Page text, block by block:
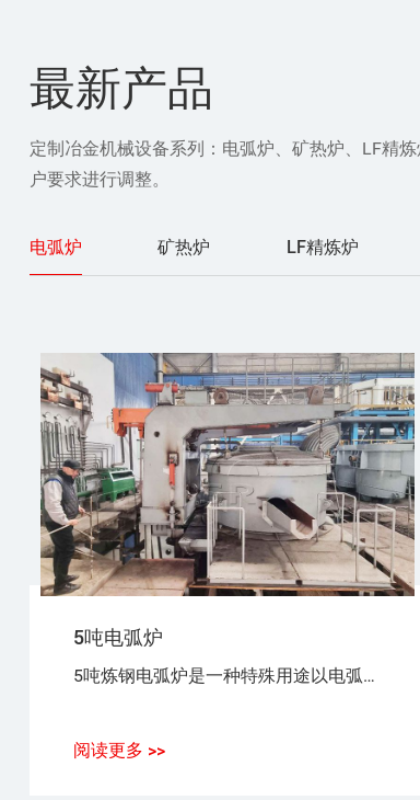
最新产品
定制冶金机械设备系列：电弧炉、矿热炉、LF精
户要求进行调整。
电弧炉 矿热炉 LF精炼炉
5吨电弧炉
5吨炼钢电弧炉是一种特殊用途以电弧为热源，以废钢（铁）为原料，生产普通钢、优质碳素钢、合金钢、不锈钢的设备。
阅读更多 >>